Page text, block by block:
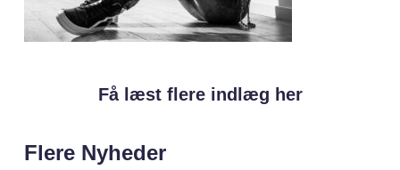
Få læst flere indlæg her
Flere Nyheder